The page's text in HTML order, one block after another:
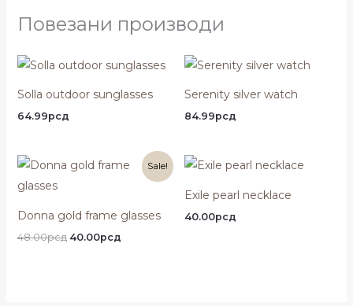
Повезани производи
Solla outdoor sunglasses
64.99рсд
Serenity silver watch
84.99рсд
Sale!
Donna gold frame glasses
48.00рсд
Оригинална
цена
48.00рсд.
40.00рсд
Тренутна
цена
Exile pearl necklace
40.00рсд